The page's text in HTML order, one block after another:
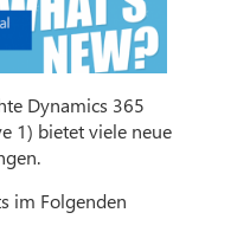
Dynamics 365
1) bietet viele neue
im Folgenden